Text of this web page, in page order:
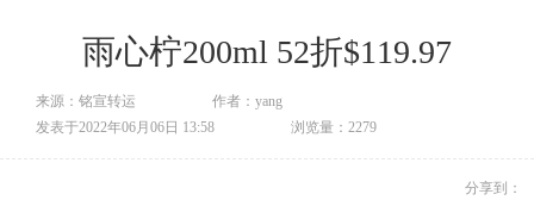
雨心柠200ml 52折$119.97
来源：铭宣转运
作者：yang
发表于2022年06月06日 13:58
浏览量：2279
分享到：